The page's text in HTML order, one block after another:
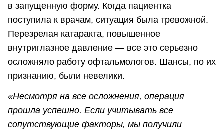
в запущенную форму. Когда пациентка
поступила к врачам, ситуация была тревожной.
Перезрелая катаракта, повышенное
внутриглазное давление — все это серьезно
осложняло работу офтальмологов. Шансы, по их
признанию, были невелики.
«Несмотря на все осложнения, операция
прошла успешно. Если учитывать все
сопутствующие факторы, мы получили